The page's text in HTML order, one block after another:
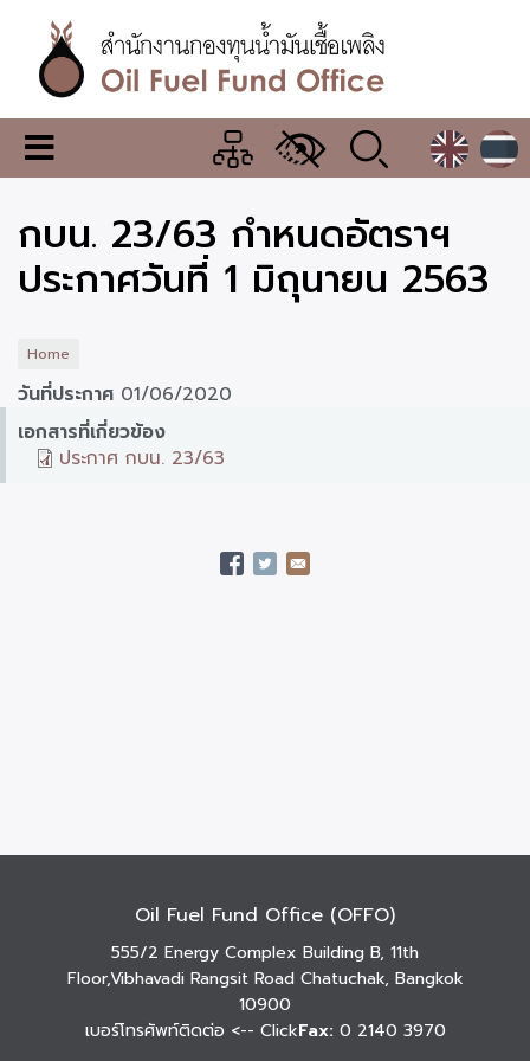
content
สำนักงาน
กองทุน
น้ำมัน
เชื้อ
เมนู
เปลี่ยน
แสดง
ผล
กบน. 23/63 กำหนดอัตราฯ
ประกาศวันที่ 1 มิถุนายน 2563
Home
วันที่ประกาศ 01/06/2020
เอกสารที่เกี่ยวข้อง
ประกาศ กบน. 23/63
Oil Fuel Fund Office (OFFO)
555/2 Energy Complex Building B, 11th
Floor,Vibhavadi Rangsit Road Chatuchak, Bangkok
10900
เบอร์โทรศัพท์ติดต่อ <-- ClickFax: 0 2140 3970